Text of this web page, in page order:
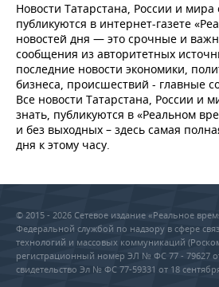
Новости Татарстана, России и
публикуются в интернет-газете
новостей дня — это срочные и
сообщения из авторитетных
последние новости экономики,
бизнеса, происшествий - главные
Все новости Татарстана, России и
знать, публикуются в «Реальном
и без выходных – здесь самая
дня к этому часу.
© 2015 - 2026 Сетевое издание «Реальное
Федеральной службой по надзору в сфере
технологий и массовых коммуникаций
регистрационный номер ЭЛ № ФС 77 - 79627
свидетельство Эл № ФС 77-59331 от 18